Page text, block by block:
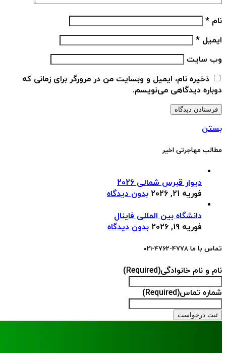
نام *
ایمیل *
وب‌ سایت
ذخیره نام، ایمیل و وبسایت من در مرورگر برای زمانی که
دوباره دیدگاهی می‌نویسم.
بستن
مطالب مهاجرتی اخیر
دیوار قبرس شمالی 2026
فوریه 21, 2026
بدون دیدگاه
دانشگاه بین المللی فاینال
فوریه 19, 2026
بدون دیدگاه
تماس با ما 4778-4762-021
نام و نام خانوادگی(Required)
شماره تماس(Required)